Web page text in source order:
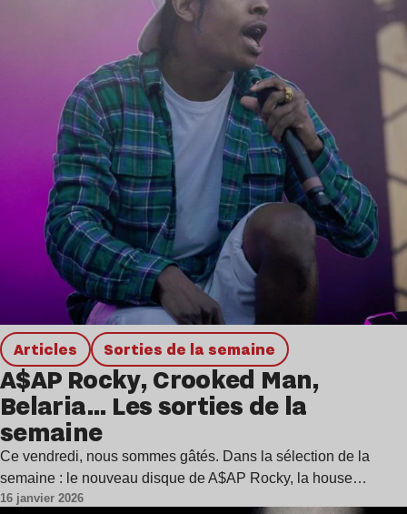
Articles Sorties de la semaine
A$AP Rocky, Crooked Man,
Belaria… Les sorties de la
semaine
Ce vendredi, nous sommes gâtés. Dans la sélection de la
semaine : le nouveau disque de A$AP Rocky, la house…
16 janvier 2026